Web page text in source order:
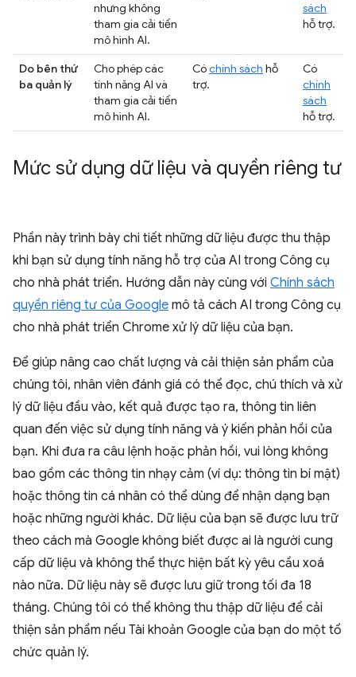
nhưng không
tham gia cải tiến
mô hình AI.
sách
hỗ trợ.
Do bên thứ
ba quản lý
Cho phép các
tính năng AI và
tham gia cải tiến
mô hình AI.
Cóchính sách hỗ
trợ.
Có
chính
sách
hỗ trợ.
Mức sử dụng dữ liệu và quyền riêng tư
Phần này trình bày chi tiết những dữ liệu được thu thập
khi bạn sử dụng tính năng hỗ trợ của AI trong Công cụ
cho nhà phát triển. Hướng dẫn này cùng với Chính sách
quyền riêng tư của Google mô tả cách AI trong Công cụ
cho nhà phát triển Chrome xử lý dữ liệu của bạn.
Để giúp nâng cao chất lượng và cải thiện sản phẩm của
chúng tôi, nhân viên đánh giá có thể đọc, chú thích và xử
lý dữ liệu đầu vào, kết quả được tạo ra, thông tin liên
quan đến việc sử dụng tính năng và ý kiến phản hồi của
bạn. Khi đưa ra câu lệnh hoặc phản hồi, vui lòng không
bao gồm các thông tin nhạy cảm (ví dụ: thông tin bí mật)
hoặc thông tin cá nhân có thể dùng để nhận dạng bạn
hoặc những người khác. Dữ liệu của bạn sẽ được lưu trữ
theo cách mà Google không biết được ai là người cung
cấp dữ liệu và không thể thực hiện bất kỳ yêu cầu xoá
nào nữa. Dữ liệu này sẽ được lưu giữ trong tối đa 18
tháng. Chúng tôi có thể không thu thập dữ liệu để cải
thiện sản phẩm nếu Tài khoản Google của bạn do một tổ
chức quản lý.